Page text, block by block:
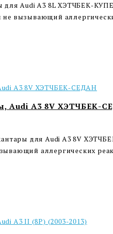
Audi A3 8L ХЭТЧБЕК-
вызывающий
Audi A3 8V ХЭТЧБЕК-
для Audi A3 8V
аллергических